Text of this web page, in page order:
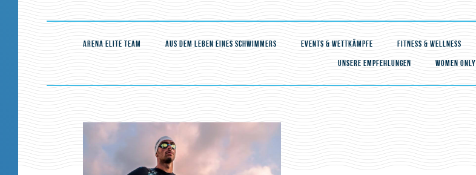
ARENA ELITE TEAM AUS DEM LEBEN EINES SCHWIMMERS EVENTS & WETTKÄMPFE FITNESS & WELLNESS
UNSERE EMPFEHLUNGEN
WOMEN ONLY